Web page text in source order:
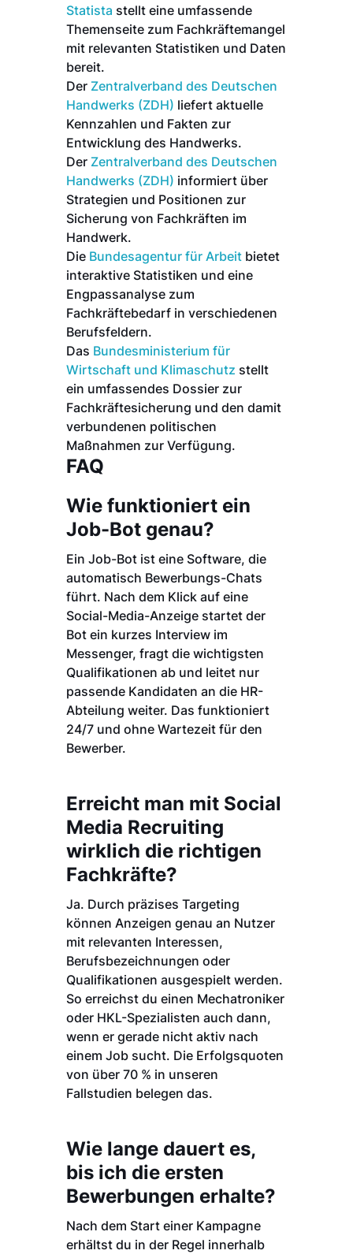
Statista stellt eine umfassende
Themenseite zum Fachkräftemangel
mit relevanten Statistiken und Daten
bereit.
Der Zentralverband des Deutschen
Handwerks (ZDH) liefert aktuelle
Kennzahlen und Fakten zur
Entwicklung des Handwerks.
Der Zentralverband des Deutschen
Handwerks (ZDH) informiert über
Strategien und Positionen zur
Sicherung von Fachkräften im
Handwerk.
Die Bundesagentur für Arbeit bietet
interaktive Statistiken und eine
Engpassanalyse zum
Fachkräftebedarf in verschiedenen
Berufsfeldern.
Das Bundesministerium für
Wirtschaft und Klimaschutz stellt
ein umfassendes Dossier zur
Fachkräftesicherung und den damit
verbundenen politischen
Maßnahmen zur Verfügung.
FAQ
Wie funktioniert ein
Job-Bot genau?
Ein Job-Bot ist eine Software, die
automatisch Bewerbungs-Chats
führt. Nach dem Klick auf eine
Social-Media-Anzeige startet der
Bot ein kurzes Interview im
Messenger, fragt die wichtigsten
Qualifikationen ab und leitet nur
passende Kandidaten an die HR-
Abteilung weiter. Das funktioniert
24/7 und ohne Wartezeit für den
Bewerber.
Erreicht man mit Social
Media Recruiting
wirklich die richtigen
Fachkräfte?
Ja. Durch präzises Targeting
können Anzeigen genau an Nutzer
mit relevanten Interessen,
Berufsbezeichnungen oder
Qualifikationen ausgespielt werden.
So erreichst du einen Mechatroniker
oder HKL-Spezialisten auch dann,
wenn er gerade nicht aktiv nach
einem Job sucht. Die Erfolgsquoten
von über 70 % in unseren
Fallstudien belegen das.
Wie lange dauert es,
bis ich die ersten
Bewerbungen erhalte?
Nach dem Start einer Kampagne
erhältst du in der Regel innerhalb